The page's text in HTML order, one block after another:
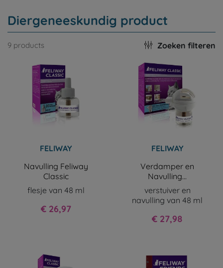
Diergeneeskundig product
9 products Zoeken filteren
FELIWAY
Navulling Feliway
Classic
flesje van 48 ml
Prijs
€ 26,97
FELIWAY
Verdamper en
Navulling...
verstuiver en
navulling van 48 ml
Prijs
€ 27,98